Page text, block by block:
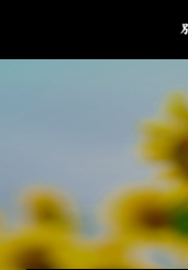
はじめての方へ
部屋
食事